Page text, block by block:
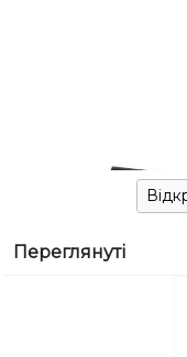
Переглянуті